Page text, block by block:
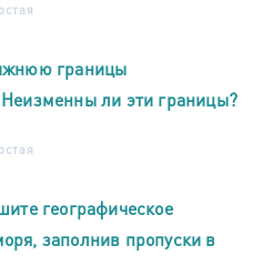
границы
ли эти границы?
географическое
заполнив пропуски в